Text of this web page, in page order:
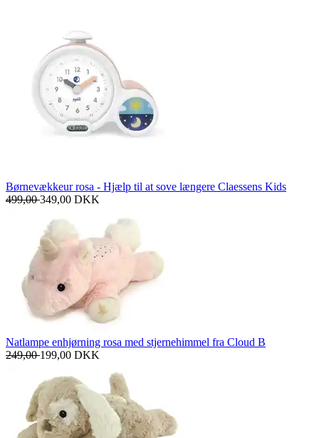
Børnevækkeur rosa - Hjælp til at sove længere Claessens Kids
499,00349,00 DKK
Natlampe enhjørning rosa med stjernehimmel fra Cloud B
249,00199,00 DKK